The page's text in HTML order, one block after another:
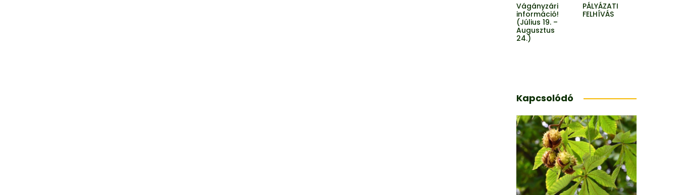
Vágányzári
információ!
(Július 19. –
Augusztus
24.)
PÁLYÁZATI
FELHÍVÁS
Kapcsolódó